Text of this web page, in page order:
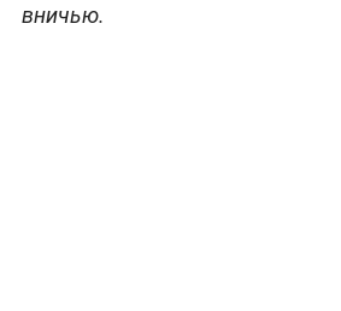
вничью.